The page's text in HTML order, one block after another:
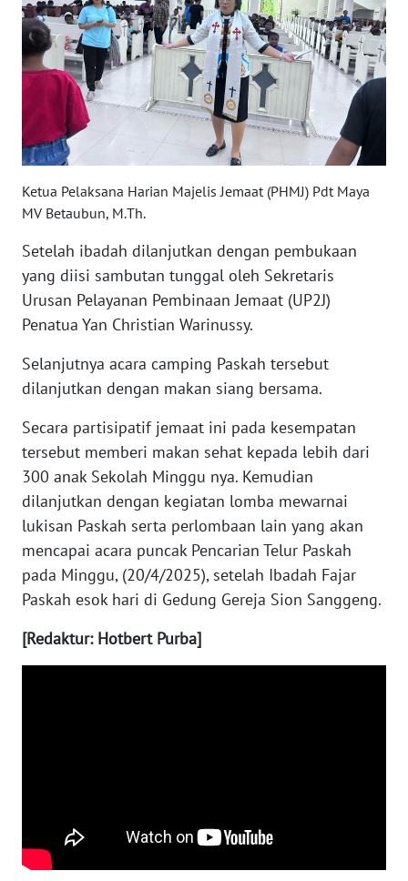
Ketua Pelaksana Harian Majelis Jemaat (PHMJ) Pdt Maya
MV Betaubun, M.Th.
Setelah ibadah dilanjutkan dengan pembukaan
yang diisi sambutan tunggal oleh Sekretaris
Urusan Pelayanan Pembinaan Jemaat (UP2J)
Penatua Yan Christian Warinussy.
Selanjutnya acara camping Paskah tersebut
dilanjutkan dengan makan siang bersama.
Secara partisipatif jemaat ini pada kesempatan
tersebut memberi makan sehat kepada lebih dari
300 anak Sekolah Minggu nya. Kemudian
dilanjutkan dengan kegiatan lomba mewarnai
lukisan Paskah serta perlombaan lain yang akan
mencapai acara puncak Pencarian Telur Paskah
pada Minggu, (20/4/2025), setelah Ibadah Fajar
Paskah esok hari di Gedung Gereja Sion Sanggeng.
[Redaktur: Hotbert Purba]
WN
SULBAR
BABEL
SUMBAR
WN
SUMSEL
WN
BENGKULU
WN
LAMPUNG
WN
JATENG
WN
NUSANTARA
WN
JOGJA
WN
JATIM
WN
KALTENG